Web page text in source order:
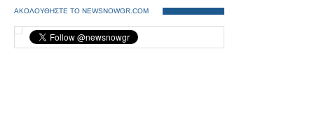
ΑΚΟΛΟΥΘΗΣΤΕ ΤΟ NEWSNOWGR.COM